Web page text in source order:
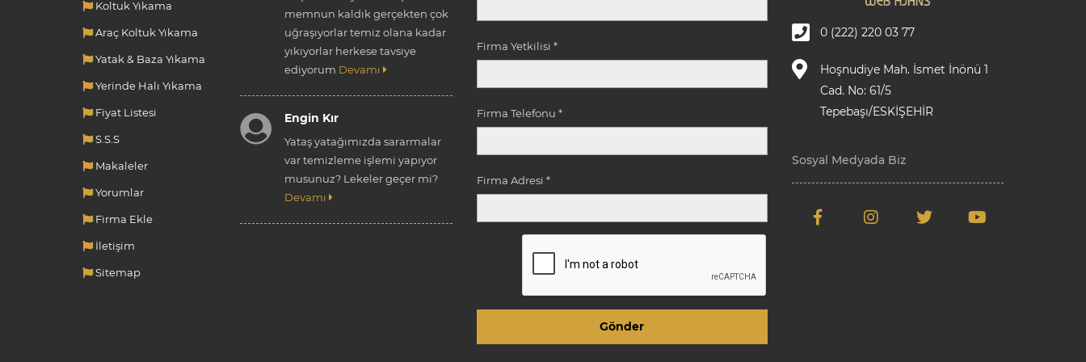
Koltuk Yıkama
Araç Koltuk Yıkama
Yatak & Baza Yıkama
Yerinde Halı Yıkama
Fiyat Listesi
S.S.S
Makaleler
Yorumlar
Firma Ekle
İletişim
Sitemap
memnun kaldık gerçekten çok
uğraşıyorlar temiz olana kadar
yıkıyorlar herkese tavsiye
ediyorum Devamı
Engin Kır
Yataş yatağımızda sararmalar
var temizleme işlemi yapıyor
musunuz? Lekeler geçer mi?
Devamı
Firma Yetkilisi *
Firma Telefonu *
Firma Adresi *
0 (222) 220 03 77
Hoşnudiye Mah. İsmet İnönü 1
Cad. No: 61/5
Tepebaşı/ESKİŞEHİR
Sosyal Medyada Biz